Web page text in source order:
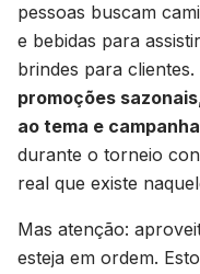
pessoas buscam
e bebidas para
brindes para clientes.
promoções
ao tema e
durante o torneio
real que existe
Mas atenção:
esteja em ordem.